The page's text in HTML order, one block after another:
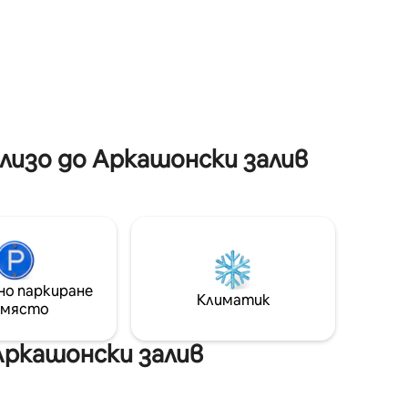
до Аркашонски залив
паркиране
място
Климатик
залив